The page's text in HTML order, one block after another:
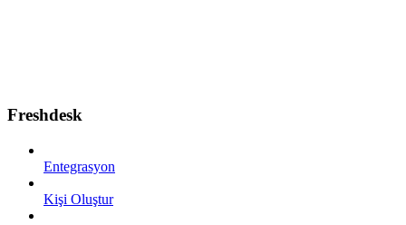
Freshdesk
Entegrasyon
Kişi Oluştur